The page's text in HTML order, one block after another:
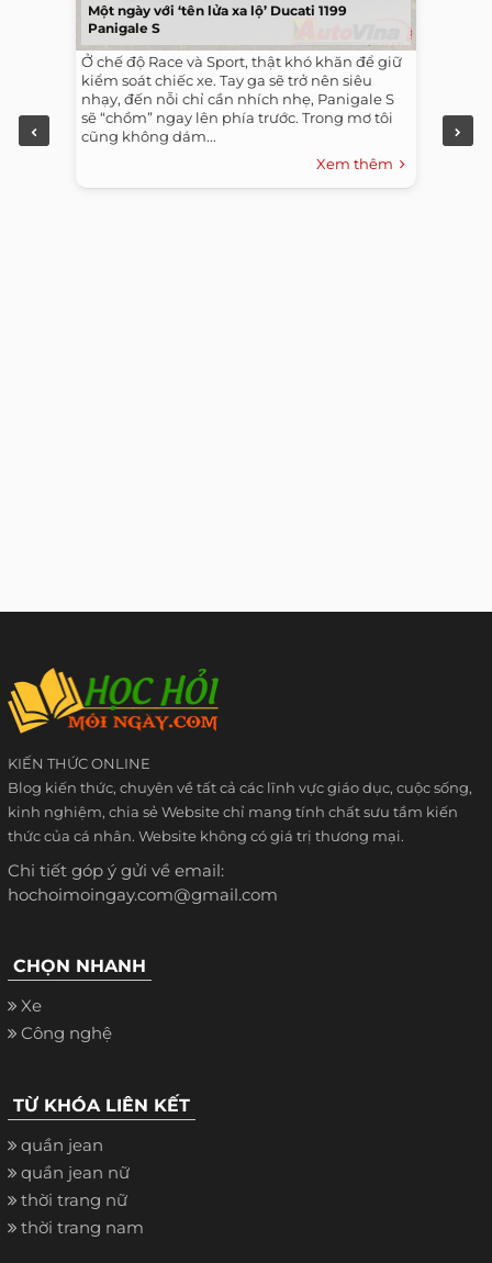
Một ngày với ‘tên lửa xa lộ’ Ducati 1199
Panigale S
Ở chế độ Race và Sport, thật khó khăn để giữ
kiểm soát chiếc xe. Tay ga sẽ trở nên siêu
nhạy, đến nỗi chỉ cần nhích nhẹ, Panigale S
sẽ “chồm” ngay lên phía trước. Trong mơ tôi
cũng không dám...
Xem thêm
KIẾN THỨC ONLINE
Blog kiến thức, chuyên về tất cả các lĩnh vực giáo dục, cuộc sống,
kinh nghiệm, chia sẻ Website chỉ mang tính chất sưu tầm kiến
thức của cá nhân. Website không có giá trị thương mại.
Chi tiết góp ý gửi về email:
hochoimoingay.com@gmail.com
CHỌN NHANH
Xe
Công nghệ
TỪ KHÓA LIÊN KẾT
quần jean
quần jean nữ
thời trang nữ
thời trang nam